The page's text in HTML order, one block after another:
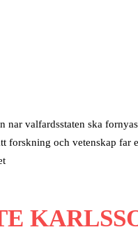
nar valfardsstaten ska
forskning och vetenskap far